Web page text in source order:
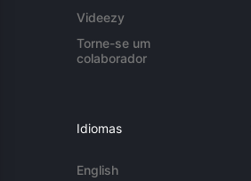
Videezy
Torne-se um
colaborador
Idiomas
English